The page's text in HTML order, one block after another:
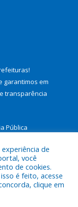
!
garantimos em
transparência
Pública
Municipal de São
de
você
de cookies.
é feito, acesse
clique em